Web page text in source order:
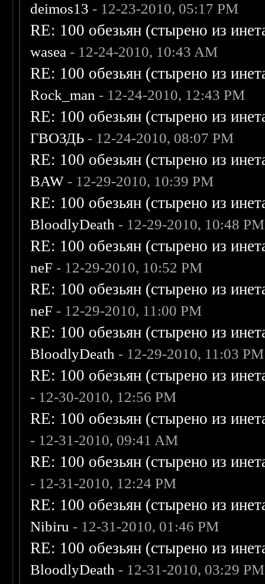
deimos13 - 12-23-2010, 05:17 PM
RE: 100 обезьян (стырено из
wasea - 12-24-2010, 10:43 AM
RE: 100 обезьян (стырено из
Rock_man - 12-24-2010, 12:43 PM
RE: 100 обезьян (стырено из
ГВОЗДЬ - 12-24-2010, 08:07 PM
RE: 100 обезьян (стырено из
BAW - 12-29-2010, 10:39 PM
RE: 100 обезьян (стырено из
BloodlyDeath - 12-29-2010, 10:48 PM
RE: 100 обезьян (стырено из
neF - 12-29-2010, 10:52 PM
RE: 100 обезьян (стырено из
neF - 12-29-2010, 11:00 PM
RE: 100 обезьян (стырено из
BloodlyDeath - 12-29-2010, 11:03 PM
RE: 100 обезьян (стырено из
- 12-30-2010, 12:56 PM
RE: 100 обезьян (стырено из
- 12-31-2010, 09:41 AM
RE: 100 обезьян (стырено из
- 12-31-2010, 12:24 PM
RE: 100 обезьян (стырено из
Nibiru - 12-31-2010, 01:46 PM
RE: 100 обезьян (стырено из
BloodlyDeath - 12-31-2010, 03:29 PM